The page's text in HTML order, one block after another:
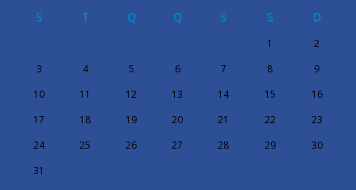
S T Q Q S S D
1
2
3
4 5 6 7 8
9
10
11 12 13 14 15
16
17
18 19 20 21 22
23
24
25 26 27 28 29
30
31